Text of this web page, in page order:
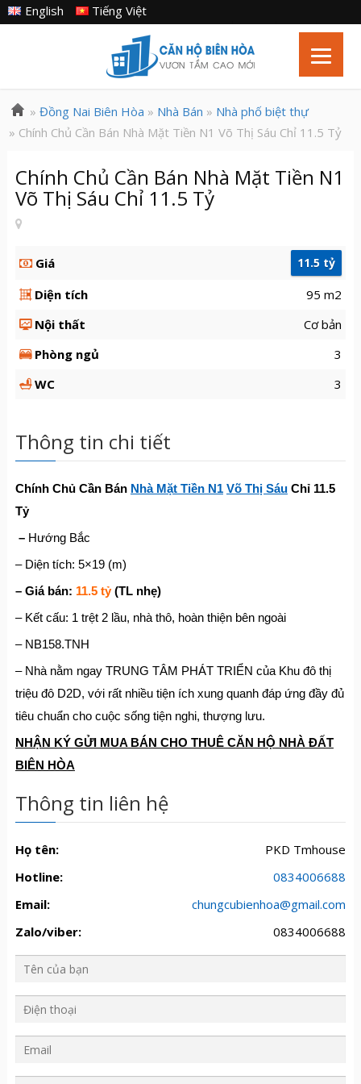
Tiếng Việt
English
» Đồng Nai Biên Hòa » Nhà Bán » Nhà phố biệt thự
» Chính Chủ Cần Bán Nhà Mặt Tiền N1 Võ Thị Sáu Chỉ 11.5 Tỷ
Chính Chủ Cần Bán Nhà Mặt Tiền N1
Võ Thị Sáu Chỉ 11.5 Tỷ
Giá 11.5 tỷ
Diện tích
95 m2
Nội thất
Cơ bản
Phòng ngủ
3
WC
3
Thông tin chi tiết
Chính Chủ Cần Bán Nhà Mặt Tiền N1 Võ Thị SáuChỉ 11.5
Tỷ
–Hướng Bắc
– Diện tích: 5×19 (m)
– Giá bán: 11.5 tỷ(TL nhẹ)
– Kết cấu: 1 trệt 2 lầu, nhà thô, hoàn thiện bên ngoài
– NB158.TNH
– Nhà nằm ngay TRUNG TÂM PHÁT TRIỂN của Khu đô thị
triệu đô D2D, với rất nhiều tiện ích xung quanh đáp ứng đầy đủ
tiêu chuẩn cho cuộc sống tiện nghi, thượng lưu.
NHẬN KÝ GỬI MUA BÁN CHO THUÊ CĂN HỘ NHÀ ĐẤT
BIÊN HÒA
Thông tin liên hệ
Họ tên:
PKD Tmhouse
Hotline:
0834006688
Email:
chungcubienhoa@gmail.com
Zalo/viber:
0834006688